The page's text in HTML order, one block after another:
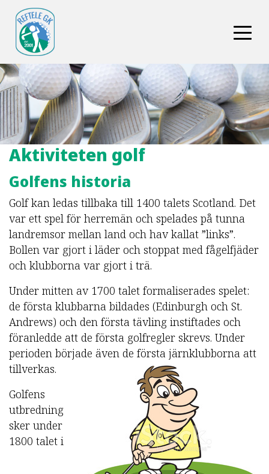
Aktiviteten golf
Golfens historia
Golf kan ledas tillbaka till 1400 talets Scotland. Det
var ett spel för herremän och spelades på tunna
landremsor mellan land och hav kallat ”links”.
Bollen var gjort i läder och stoppat med fågelfjäder
och klubborna var gjort i trä.
Under mitten av 1700 talet formaliserades spelet:
de första klubbarna bildades (Edinburgh och St.
Andrews) och den första tävling instiftades och
föranledde att de första golfregler skrevs. Under
perioden började även de första järnklubborna att
tillverkas.
Golfens
utbredning
sker under
1800 talet i